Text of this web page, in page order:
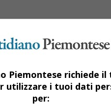
Piemontese richiede il
utilizzare i tuoi dati
per: